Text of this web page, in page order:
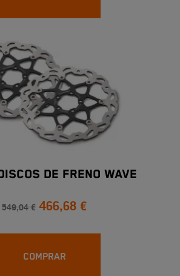
DE FRENO WAVE
549,04 € 466,68 €
COMPRAR